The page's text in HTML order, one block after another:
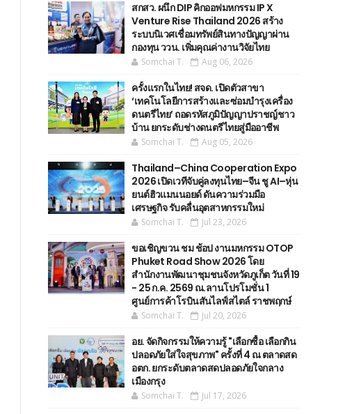
สกสว. ผนึก DIP คิกออฟมหกรรม IP X
Venture Rise Thailand 2026 สร้าง
ระบบนิเวศเชื่อมทรัพย์สินทางปัญญาผ่าน
กองทุน ววน. เพิ่มคุณค่างานวิจัยไทย
Somchai T. Aug 06, 2026
ครั้งแรกในไทย! สจด. เปิดตัวสาขา
‘เทคโนโลยีการสร้างและซ่อมบำรุงเครื่อง
ดนตรีไทย’ ​ถอดรหัสภูมิปัญญาปราชญ์ชาว
บ้าน ยกระดับช่างดนตรีไทยสู่มืออาชีพ
Somchai T. Aug 05, 2026
Thailand–China Cooperation Expo
2026 เปิดเวทีจับคู่ลงทุนไทย–จีน ชู AI–หุ่น
ยนต์ฮิวแมนนอยด์ ดันความร่วมมือ
เศรษฐกิจ รับคลื่นอุตสาหกรรมใหม่
Somchai T. Jul 23, 2026
ขอเชิญขวน ชม ช้อป งานมหกรรม OTOP
Phuket Road Show 2026 โดย
สำนักงานพัฒนาชุมชนจังหวัดภูเก็ต วันที่ 19
- 25 ก.ค. 2569 ณ.ลานโปรโมชั่น 1
ศูนย์การค้าโรบินสันไลฟ์สไตล์ ราชพฤกษ์
Somchai T. Jul 20, 2026
อย. จัดกิจกรรมให้ความรู้ "เลือกซื้อ เลือกกิน
ปลอดภัยใส่ใจสุขภาพ" ครั้งที่ 4 ณ ตลาดสด
อตก. ยกระดับตลาดสดปลอดภัยใจกลาง
เมืองกรุง
Somchai T. Jul 17, 2026